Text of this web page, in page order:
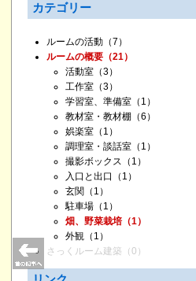
カテゴリー
ルームの活動 （7）
ルームの概要 （21）
活動室 （3）
工作室 （3）
学習室、準備室 （1）
教材室・教材棚 （6）
娯楽室 （1）
調理室・談話室 （1）
撮影ボックス （1）
入口と出口
（1）
玄関 （1）
駐車場 （1）
畑、野菜栽培（1）
外観 （1）
さっくルーム建築 （0）